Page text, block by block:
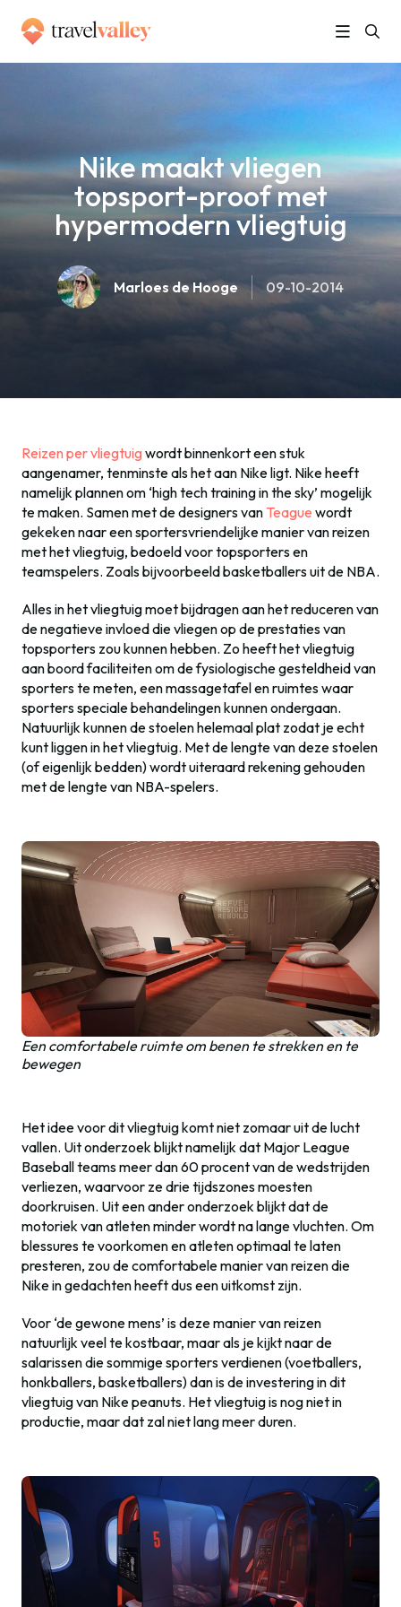
Nike maakt vliegen
topsport-proof met
hypermodern vliegtuig
Marloes de Hooge 09-10-2014
Reizen per vliegtuig wordt binnenkort een stuk
aangenamer, tenminste als het aan Nike ligt. Nike heeft
namelijk plannen om ‘high tech training in the sky’ mogelijk
te maken. Samen met de designers van Teague wordt
gekeken naar een sportersvriendelijke manier van reizen
met het vliegtuig, bedoeld voor topsporters en
teamspelers. Zoals bijvoorbeeld basketballers uit de NBA.
Alles in het vliegtuig moet bijdragen aan het reduceren van
de negatieve invloed die vliegen op de prestaties van
topsporters zou kunnen hebben. Zo heeft het vliegtuig
aan boord faciliteiten om de fysiologische gesteldheid van
sporters te meten, een massagetafel en ruimtes waar
sporters speciale behandelingen kunnen ondergaan.
Natuurlijk kunnen de stoelen helemaal plat zodat je echt
kunt liggen in het vliegtuig. Met de lengte van deze stoelen
(of eigenlijk bedden) wordt uiteraard rekening gehouden
met de lengte van NBA-spelers.
Een comfortabele ruimte om benen te strekken en te
bewegen
Het idee voor dit vliegtuig komt niet zomaar uit de lucht
vallen. Uit onderzoek blijkt namelijk dat Major League
Baseball teams meer dan 60 procent van de wedstrijden
verliezen, waarvoor ze drie tijdszones moesten
doorkruisen. Uit een ander onderzoek blijkt dat de
motoriek van atleten minder wordt na lange vluchten. Om
blessures te voorkomen en atleten optimaal te laten
presteren, zou de comfortabele manier van reizen die
Nike in gedachten heeft dus een uitkomst zijn.
Voor ‘de gewone mens’ is deze manier van reizen
natuurlijk veel te kostbaar, maar als je kijkt naar de
salarissen die sommige sporters verdienen (voetballers,
honkballers, basketballers) dan is de investering in dit
vliegtuig van Nike peanuts. Het vliegtuig is nog niet in
productie, maar dat zal niet lang meer duren.